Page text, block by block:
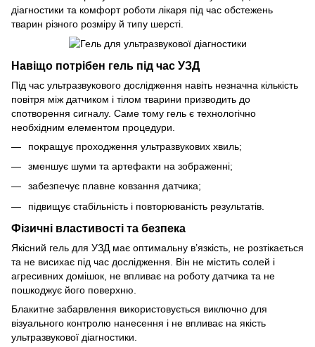
діагностики та комфорт роботи лікаря під час обстежень
тварин різного розміру й типу шерсті.
Навіщо потрібен гель під час УЗД
Під час ультразвукового дослідження навіть незначна кількість
повітря між датчиком і тілом тварини призводить до
спотворення сигналу. Саме тому гель є технологічно
необхідним елементом процедури.
покращує проходження ультразвукових хвиль;
зменшує шуми та артефакти на зображенні;
забезпечує плавне ковзання датчика;
підвищує стабільність і повторюваність результатів.
Фізичні властивості та безпека
Якісний гель для УЗД має оптимальну в’язкість, не розтікається
та не висихає під час дослідження. Він не містить солей і
агресивних домішок, не впливає на роботу датчика та не
пошкоджує його поверхню.
Блакитне забарвлення використовується виключно для
візуального контролю нанесення і не впливає на якість
ультразвукової діагностики.